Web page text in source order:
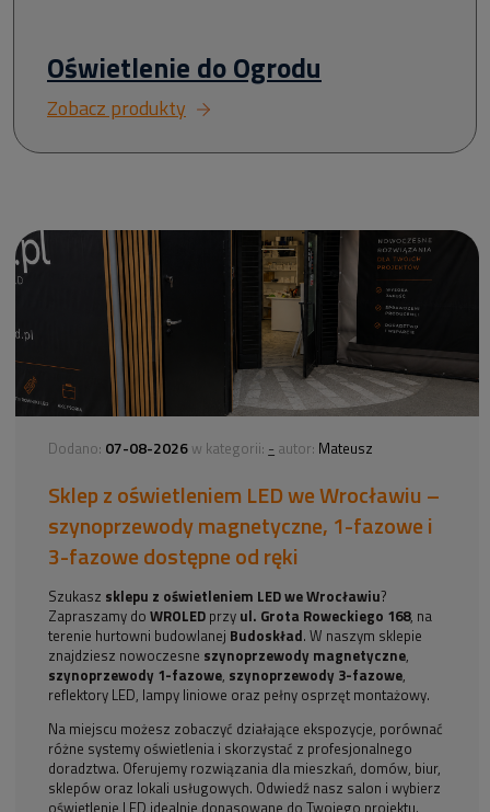
Oświetlenie do Ogrodu
Zobacz produkty
Dodano: 07-08-2026 w kategorii: - autor: Mateusz
Sklep z oświetleniem LED we Wrocławiu –
szynoprzewody magnetyczne, 1-fazowe i
3-fazowe dostępne od ręki
Szukasz sklepu z oświetleniem LED we Wrocławiu?
Zapraszamy doWROLED przy ul. Grota Roweckiego 168, na
terenie hurtowni budowlanej Budoskład. W naszym sklepie
znajdziesz nowoczesne szynoprzewody magnetyczne,
szynoprzewody 1-fazowe, szynoprzewody 3-fazowe,
reflektory LED, lampy liniowe oraz pełny osprzęt montażowy.
Na miejscu możesz zobaczyć działające ekspozycje, porównać
różne systemy oświetlenia i skorzystać z profesjonalnego
doradztwa. Oferujemy rozwiązania dla mieszkań, domów, biur,
sklepów oraz lokali usługowych. Odwiedź nasz salon i wybierz